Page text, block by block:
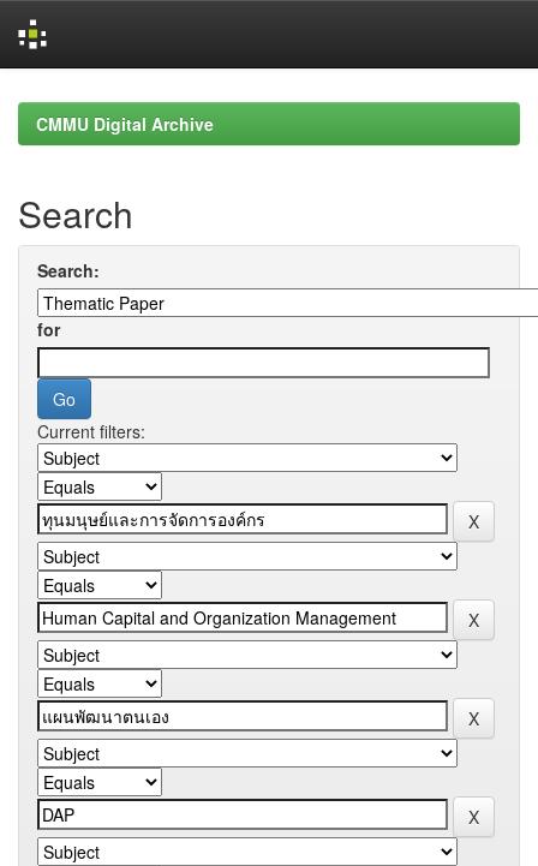
navigationCMMU Digital Archive
Search
Search:
for
Current filters: